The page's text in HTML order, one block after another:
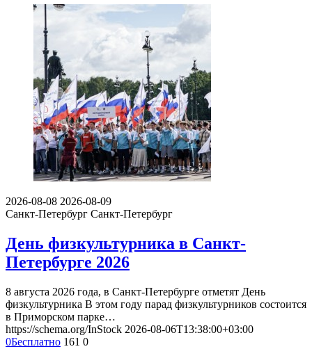
2026-08-08 2026-08-09
Санкт-Петербург Санкт-Петербург
День физкультурника в Санкт-
Петербурге 2026
8 августа 2026 года, в Санкт-Петербурге отметят День
физкультурника В этом году парад физкультурников состоится
в Приморском парке…
https://schema.org/InStock 2026-08-06T13:38:00+03:00
0Бесплатно 161 0